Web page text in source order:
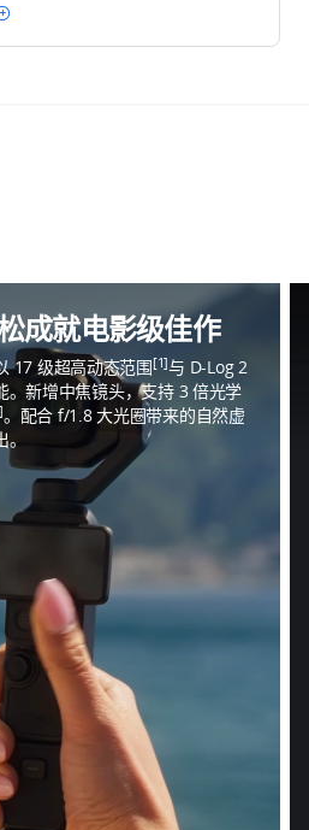
成就电影级佳作
17 级超高动态范围[1]与 D-Log 2
。新增中焦镜头，支持 3 倍光学
。配合 f/1.8 大光圈带来的自然虚